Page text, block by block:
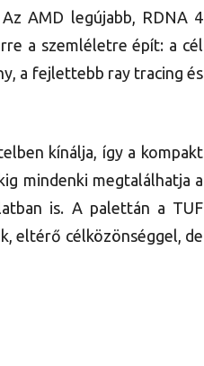
AMD legújabb, RDNA 4
a szemléletre épít: a cél
a fejlettebb ray tracing és
kínálja, így a kompakt
mindenki megtalálhatja a
is. A palettán a TUF
eltérő célközönséggel, de